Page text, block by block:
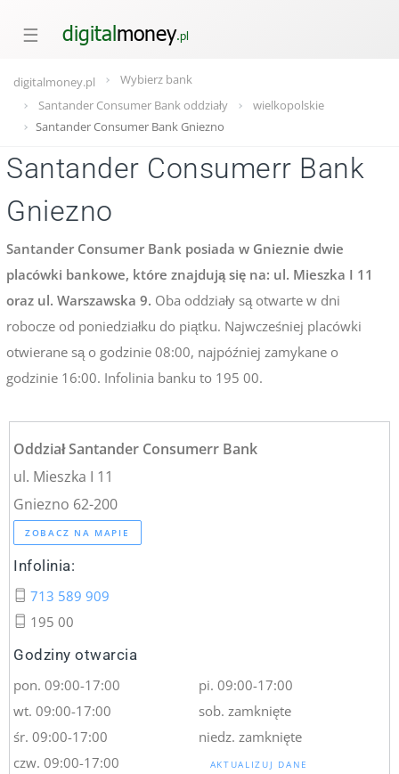
☰
digitalmoney.pl
Wybierz bank
Santander Consumer Bank oddziały
wielkopolskie
Santander Consumer Bank Gniezno
Santander Consumerr Bank
Gniezno
Santander Consumer Bank posiada w Gnieznie dwie
placówki bankowe, które znajdują się na: ul. Mieszka I 11
oraz ul. Warszawska 9. Oba oddziały są otwarte w dni
robocze od poniedziałku do piątku. Najwcześniej placówki
otwierane są o godzinie 08:00, najpóźniej zamykane o
godzinie 16:00. Infolinia banku to 195 00.
Oddział Santander Consumerr Bank
ul. Mieszka I 11
Gniezno 62-200
ZOBACZ NA MAPIE
Infolinia:
713 589 909
195 00
Godziny otwarcia
pon. 09:00-17:00
wt. 09:00-17:00
śr. 09:00-17:00
czw. 09:00-17:00
pi. 09:00-17:00
sob. zamknięte
niedz. zamknięte
AKTUALIZUJ DANE